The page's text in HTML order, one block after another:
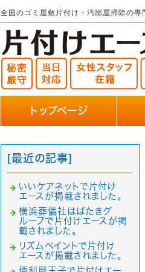
全国のゴミ屋敷片付け・汚部屋掃除の専
トップページ
[最近の記事]
いいケアネットで片付け
エースが掲載されました。
横浜葬儀社はばたきグ
ループで片付けエースが掲
載されました。
リズムペイントで片付け
エースが掲載されました。